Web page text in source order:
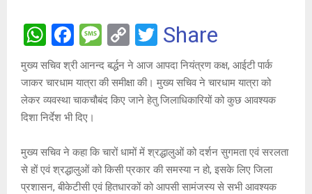
W
h
at
s
A
p
p
F
a
ce
b
o
o
k
M
es
s
a
e
C
o
py
Li
k
T
wi
tt
er
Share
मुख्य सचिव श्री आनन्द बर्द्धन ने आज आपदा नियंत्रण कक्ष, आईटी पार्क
जाकर चारधाम यात्रा की समीक्षा की। मुख्य सचिव ने चारधाम यात्रा को
लेकर व्यवस्था चाकचौबंद किए जाने हेतु जिलाधिकारियों को कुछ आवश्यक
दिशा निर्देश भी दिए।
मुख्य सचिव ने कहा कि चारों धामों में श्रद्धालुओं को दर्शन सुगमता एवं सरलता
से हों एवं श्रद्धालुओं को किसी प्रकार की समस्या न हो, इसके लिए जिला
प्रशासन, बीकेटीसी एवं हितधारकों को आपसी सामंजस्य से सभी आवश्यक